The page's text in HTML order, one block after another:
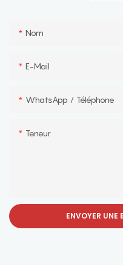
Nom
E-Mail
WhatsApp / Téléphone
Teneur
ENVOYER UNE